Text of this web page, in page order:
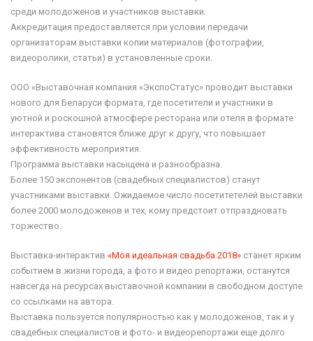
среди молодоженов и участников выставки.
Аккредитация предоставляется при условии передачи
организаторам выставки копии материалов (фотографии,
видеоролики, статьи) в установленные сроки.
ООО «Выставочная компания «ЭкспоСтатус» проводит выставки
нового для Беларуси формата, где посетители и участники в
уютной и роскошной атмосфере ресторана или отеля в формате
интерактива становятся ближе друг к другу, что повышает
эффективность мероприятия.
Программа выставки насыщена и разнообразна.
Более 150 экспонентов (свадебных специалистов) станут
участниками выставки. Ожидаемое число посетитетелей выставки
более 2000 молодоженов и тех, кому предстоит отпраздновать
торжество.
Выставка-интерактив «Моя идеальная свадьба 2018» станет ярким
событием в жизни города, а фото и видео репортажи, останутся
навсегда на ресурсах выставочной компании в свободном доступе
со ссылками на автора.
Выставка пользуется популярностью как у молодоженов, так и у
свадебных специалистов и фото- и видеорепортажи еще долго